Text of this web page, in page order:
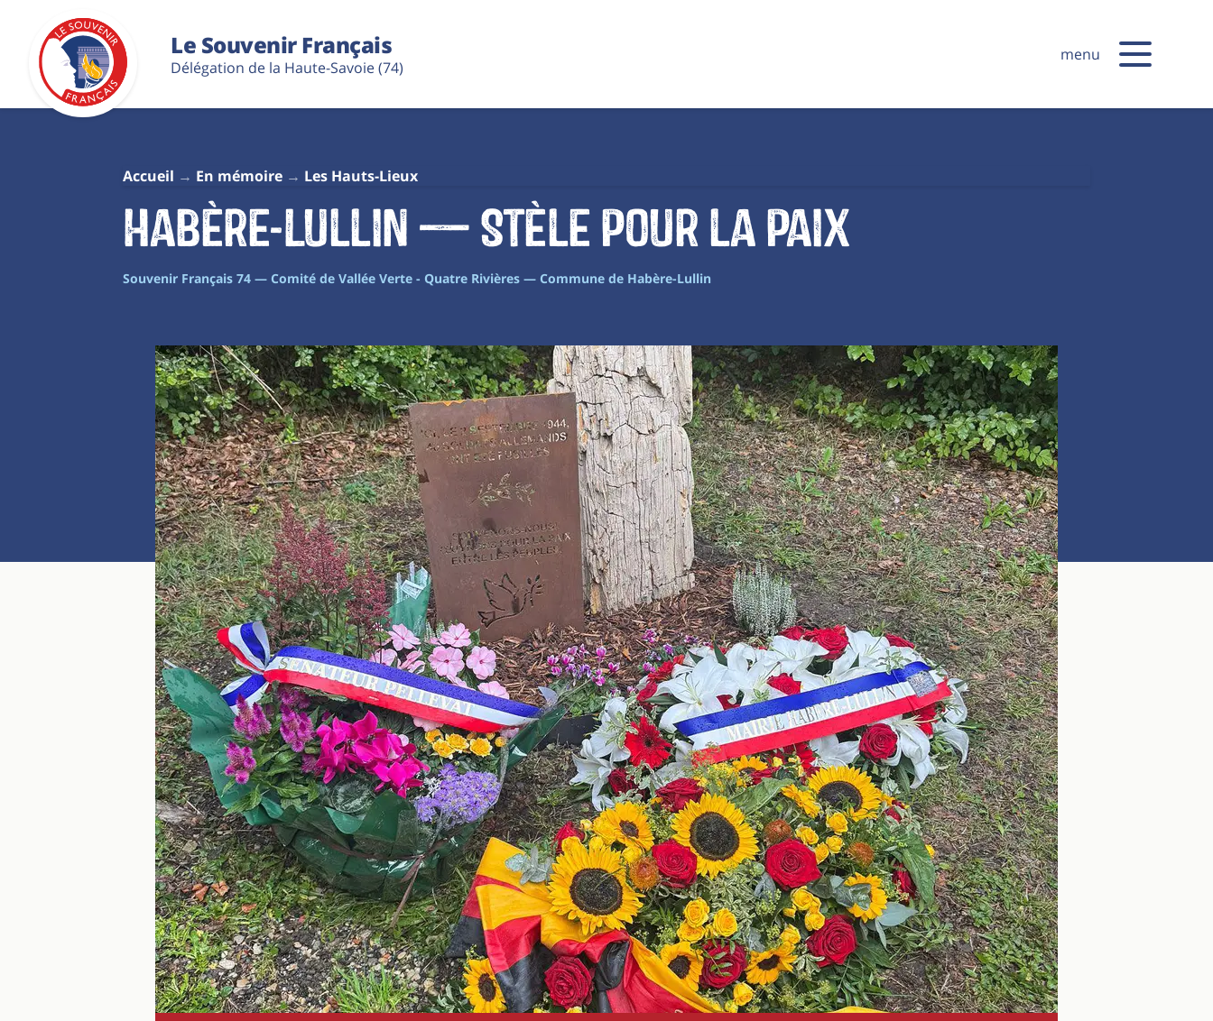
Le Souvenir Français
Délégation de la Haute-Savoie (74)
menu
Accueil En mémoire Les Hauts-Lieux
Habère-Lullin — Stèle pour la paix
Souvenir Français 74 — Comité de Vallée Verte - Quatre Rivières — Commune de Habère-Lullin